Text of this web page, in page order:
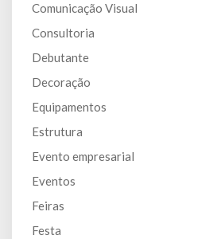
Comunicação Visual
Consultoria
Debutante
Decoração
Equipamentos
Estrutura
Evento empresarial
Eventos
Feiras
Festa